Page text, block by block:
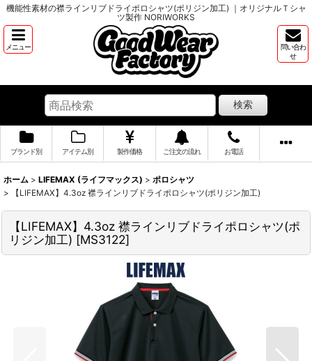
機能性素材の襟ラインリブドライポロシャツ(ポリジン加工) ｜オリジナルＴシャ
ツ製作 NORIWORKS
メニュー
問い合わ
せ
検索
ブランド別 アイテム別 製作価格 ご注文の流れ お電話
ホーム > LIFEMAX (ライフマックス) > ポロシャツ
>
【LIFEMAX】4.3oz 襟ラインリブドライポロシャツ(ポリジン加工)
【LIFEMAX】4.3oz 襟ラインリブドライポロシャツ(ポ
リジン加工) [MS3122]